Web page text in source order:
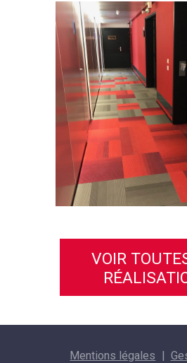
VOIR
Mentions légales